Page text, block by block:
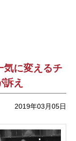
に変えるチ
え
2019年03月05日